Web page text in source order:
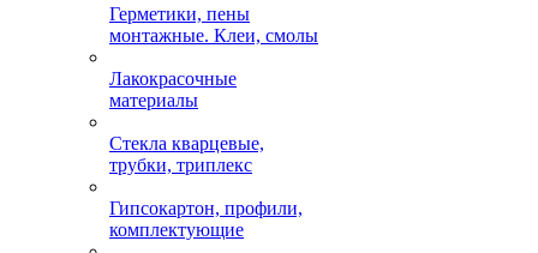
Герметики, пены
монтажные. Клеи, смолы
Лакокрасочные
материалы
Стекла кварцевые,
трубки, триплекс
Гипсокартон, профили,
комплектующие